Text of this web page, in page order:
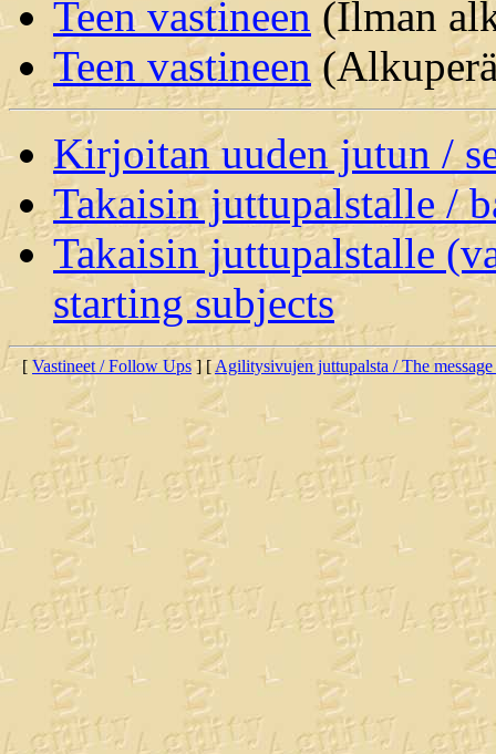
Teen vastineen (Ilman
Teen vastineen
Kirjoitan uuden jutun /
Takaisin juttupalstalle /
Takaisin juttupalstalle
starting subjects
[ Vastineet / Follow Ups] [Agilitysivujen juttupalsta / The